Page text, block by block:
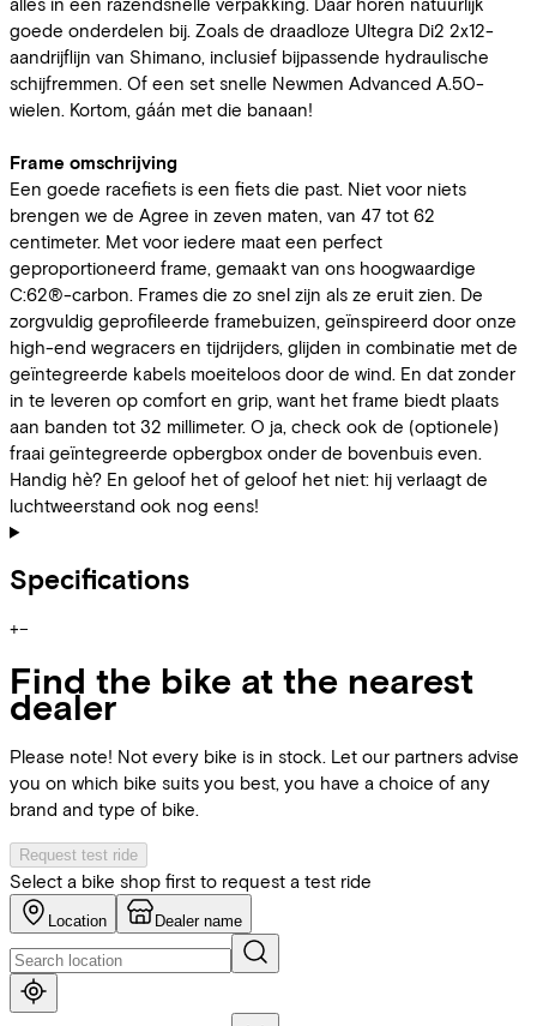
goede onderdelen bij. Zoals de draadloze Ultegra Di2 2x12-
aandrijflijn van Shimano, inclusief bijpassende hydraulische
schijfremmen. Of een set snelle Newmen Advanced A.50-
wielen. Kortom, gáán met die banaan!
Frame omschrijving
Een goede racefiets is een fiets die past. Niet voor niets
brengen we de Agree in zeven maten, van 47 tot 62
centimeter. Met voor iedere maat een perfect
geproportioneerd frame, gemaakt van ons hoogwaardige
C:62®-carbon. Frames die zo snel zijn als ze eruit zien. De
zorgvuldig geprofileerde framebuizen, geïnspireerd door onze
high-end wegracers en tijdrijders, glijden in combinatie met de
geïntegreerde kabels moeiteloos door de wind. En dat zonder
in te leveren op comfort en grip, want het frame biedt plaats
aan banden tot 32 millimeter. O ja, check ook de (optionele)
fraai geïntegreerde opbergbox onder de bovenbuis even.
Handig hè? En geloof het of geloof het niet: hij verlaagt de
luchtweerstand ook nog eens!
Specifications
+−
Find the bike at the nearest
dealer
Please note! Not every bike is in stock. Let our partners advise
you on which bike suits you best, you have a choice of any
brand and type of bike.
Request test ride
Select a bike shop first to request a test ride
Location Dealer name